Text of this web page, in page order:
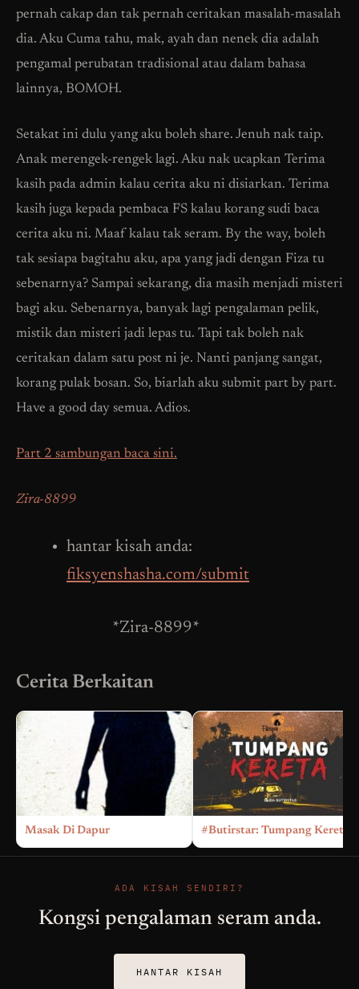
pernah cakap dan tak pernah ceritakan masalah-masalah
dia. Aku Cuma tahu, mak, ayah dan nenek dia adalah
pengamal perubatan tradisional atau dalam bahasa
lainnya, BOMOH.
Setakat ini dulu yang aku boleh share. Jenuh nak taip.
Anak merengek-rengek lagi. Aku nak ucapkan Terima
kasih pada admin kalau cerita aku ni disiarkan. Terima
kasih juga kepada pembaca FS kalau korang sudi baca
cerita aku ni. Maaf kalau tak seram. By the way, boleh
tak sesiapa bagitahu aku, apa yang jadi dengan Fiza tu
sebenarnya? Sampai sekarang, dia masih menjadi misteri
bagi aku. Sebenarnya, banyak lagi pengalaman pelik,
mistik dan misteri jadi lepas tu. Tapi tak boleh nak
ceritakan dalam satu post ni je. Nanti panjang sangat,
korang pulak bosan. So, biarlah aku submit part by part.
Have a good day semua. Adios.
Part 2 sambungan baca sini.
Zira-8899
hantar kisah anda:
fiksyenshasha.com/submit
*Zira-8899*
Cerita Berkaitan
Masak Di Dapur #Butirstar: Tumpang Kereta
ADA KISAH SENDIRI?
Kongsi pengalaman seram anda.
HANTAR KISAH